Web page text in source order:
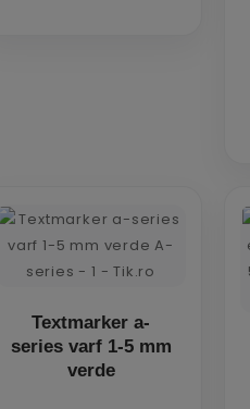
Textmarker a-
series varf 1-5 mm
verde